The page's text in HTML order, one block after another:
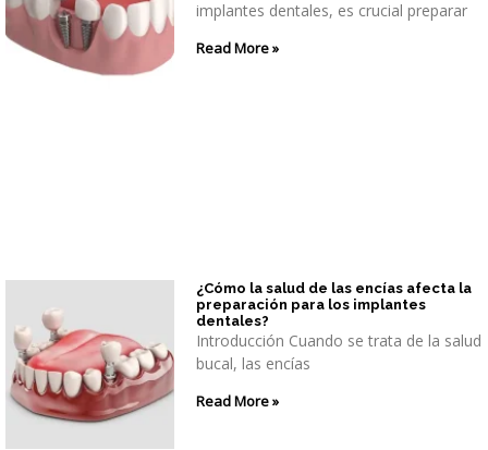
implantes dentales, es crucial preparar
Read More »
¿Cómo la salud de las encías afecta la
preparación para los implantes
dentales?
Introducción Cuando se trata de la salud
bucal, las encías
Read More »